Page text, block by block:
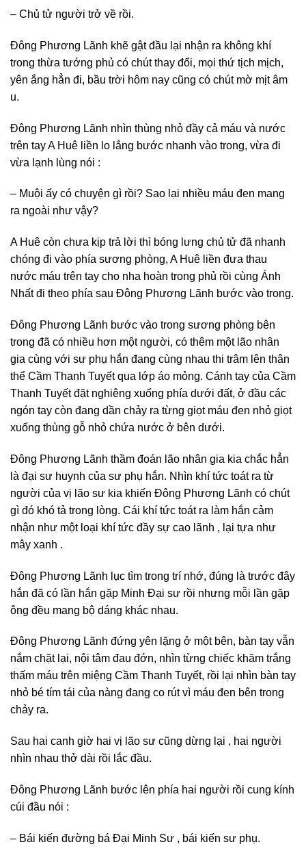
– Chủ tử người trở về rồi.
Đông Phương Lãnh khẽ gật đầu lại nhận ra không khí
trong thừa tướng phủ có chút thay đổi, mọi thứ tịch mịch,
yên ắng hẳn đi, bầu trời hôm nay cũng có chút mờ mịt âm
u.
Đông Phương Lãnh nhìn thùng nhỏ đầy cả máu và nước
trên tay A Huê liền lo lắng bước nhanh vào trong, vừa đi
vừa lạnh lùng nói :
– Muội ấy có chuyện gì rồi? Sao lại nhiều máu đen mang
ra ngoài như vậy?
A Huê còn chưa kịp trả lời thì bóng lưng chủ tử đã nhanh
chóng đi vào phía sương phòng, A Huê liền đưa thau
nước máu trên tay cho nha hoàn trong phủ rồi cùng Ánh
Nhất đi theo phía sau Đông Phương Lãnh bước vào trong.
Đông Phương Lãnh bước vào trong sương phòng bên
trong đã có nhiều hơn một người, có thêm một lão nhân
gia cùng với sư phụ hắn đang cùng nhau thi trâm lên thân
thể Cầm Thanh Tuyết qua lớp áo mỏng. Cánh tay của Cầm
Thanh Tuyết đặt nghiêng xuống phía dưới đất, ở đầu các
ngón tay còn đang dần chảy ra từng giọt máu đen nhỏ giọt
xuống thùng gỗ nhỏ chứa nước ở bên dưới.
Đông Phương Lãnh thầm đoán lão nhân gia kia chắc hẳn
là đại sư huynh của sư phụ hắn. Nhìn khí tức toát ra từ
người của vị lão sư kia khiến Đông Phương Lãnh có chút
gì đó khó tả trong lòng. Cái khí tức toát ra làm hắn cảm
nhận như một loại khí tức đầy sự cao lãnh , lại tựa như
mây xanh .
Đông Phương Lãnh lục tìm trong trí nhớ, đúng là trước đây
hắn đã có lần hắn gặp Minh Đại sư rồi nhưng mỗi lần gặp
ông đều mang bộ dáng khác nhau.
Đông Phương Lãnh đứng yên lặng ở một bên, bàn tay vẫn
nắm chặt lại, nội tâm đau đớn, nhìn từng chiếc khăm trắng
thấm máu trên miệng Cầm Thanh Tuyết, rồi lại nhìn bàn tay
nhỏ bé tím tái của nàng đang co rút vì máu đen bên trong
chảy ra.
Sau hai canh giờ hai vị lão sư cũng dừng lại , hai người
nhìn nhau thở dài rồi lắc đầu.
Đông Phương Lãnh bước lên phía hai người rồi cung kính
cúi đầu nói :
– Bái kiến đường bá Đại Minh Sư , bái kiến sư phụ.